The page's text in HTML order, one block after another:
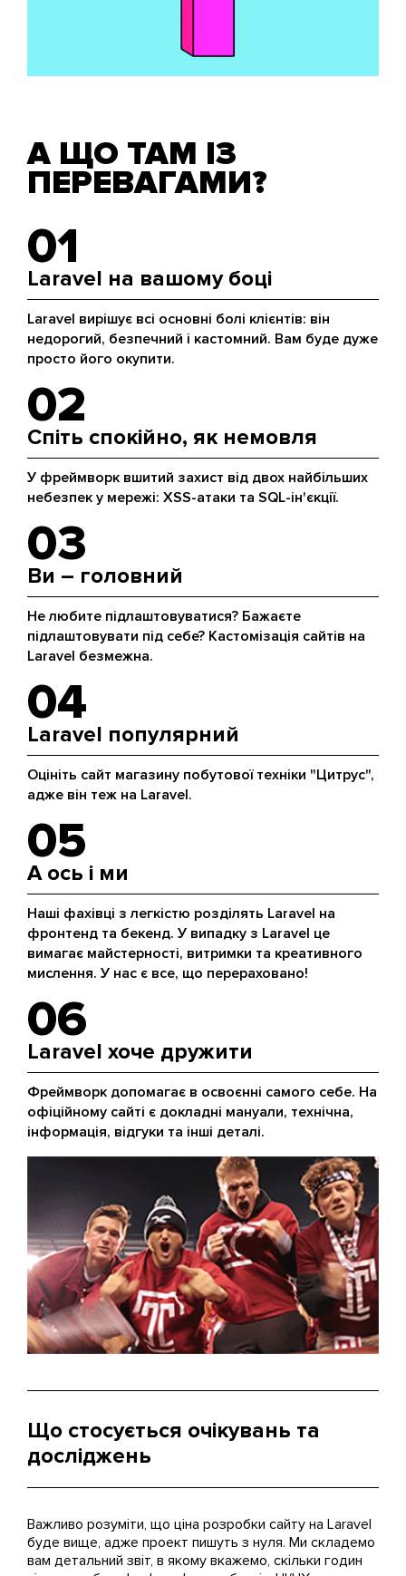
А ЩО ТАМ ІЗ
ПЕРЕВАГАМИ?
01
Laravel на вашому боці
Laravel вирішує всі основні болі клієнтів: він
недорогий, безпечний і кастомний. Вам буде дуже
просто його окупити.
02
Спіть спокійно, як немовля
У фреймворк вшитий захист від двох найбільших
небезпек у мережі: XSS-атаки та SQL-ін'єкції.
03
Ви – головний
Не любите підлаштовуватися? Бажаєте
підлаштовувати під себе? Кастомізація сайтів на
Laravel безмежна.
04
Laravel популярний
Оцініть сайт магазину побутової техніки "Цитрус",
адже він теж на Laravel.
05
А ось і ми
Наші фахівці з легкістю розділять Laravel на
фронтенд та бекенд. У випадку з Laravel це
вимагає майстерності, витримки та креативного
мислення. У нас є все, що перераховано!
06
Laravel хоче дружити
Фреймворк допомагає в освоєнні самого себе. На
офіційному сайті є докладні мануали, технічна,
інформація, відгуки та інші деталі.
Що стосується очікувань та
досліджень
Важливо розуміти, що ціна розробки сайту на Laravel
буде вище, адже проект пишуть з нуля. Ми складемо
вам детальний звіт, в якому вкажемо, скільки годин